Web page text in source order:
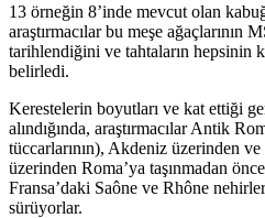
13 örneğin 8’inde mevcut olan
araştırmacılar bu meşe ağaçlarının
tarihlendiğini ve tahtaların hepsinin
belirledi.
Kerestelerin boyutları ve kat ettiği
alındığında, araştırmacılar Antik
tüccarlarının), Akdeniz üzerinden
üzerinden Roma’ya taşınmadan
Fransa’daki Saône ve Rhône
sürüyorlar.